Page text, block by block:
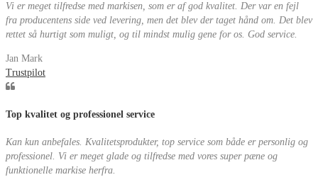
Vi er meget tilfredse med markisen, som er af god kvalitet. Der var en fejl
fra producentens side ved levering, men det blev der taget hånd om. Det blev
rettet så hurtigt som muligt, og til mindst mulig gene for os. God service.
Jan Mark
Trustpilot
Top kvalitet og professionel service
Kan kun anbefales. Kvalitetsprodukter, top service som både er personlig og
professionel. Vi er meget glade og tilfredse med vores super pæne og
funktionelle markise herfra.